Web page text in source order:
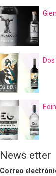
Newsletter
Correo